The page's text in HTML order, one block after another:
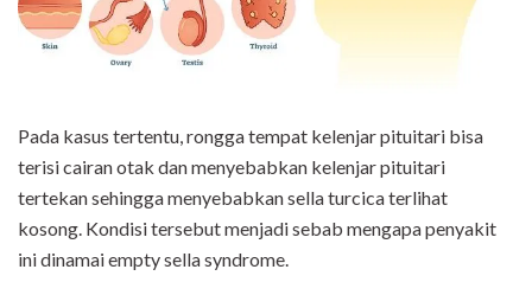
Pada kasus tertentu, rongga tempat kelenjar pituitari bisa
terisi cairan otak dan menyebabkan kelenjar pituitari
tertekan sehingga menyebabkan sella turcica terlihat
kosong. Kondisi tersebut menjadi sebab mengapa penyakit
ini dinamai empty sella syndrome.